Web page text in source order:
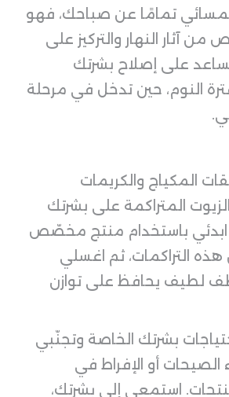
تمامًا عن صباحك، فهو
آثار النهار والتركيز على
على إصلاح بشرتك
النوم، حين تدخل في مرحلة
المكياج والكريمات
المتراكمة على بشرتك
ابدئي باستخدام منتج مخصّص
التراكمات، ثم اغسلي
لطيف يحافظ على توازن
بشرتك الخاصة وتجنّبي
الصيحات أو الإفراط في
استمعي إلى بشرتك،